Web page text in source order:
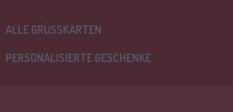
ALLE GRÜSSKARTEN
PERSONALISIERTE GESCHENKE